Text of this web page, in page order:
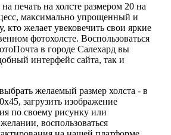
печать на холсте размером 20 на
максимально упрощенный и
кто желает увековечить свои яркие
фотохолсте. Воспользоваться
в городе Салехард вы
интерфейс сайта, так и
желаемый размер холста - в
загрузить изображение
по своему рисунку или
воспользоваться